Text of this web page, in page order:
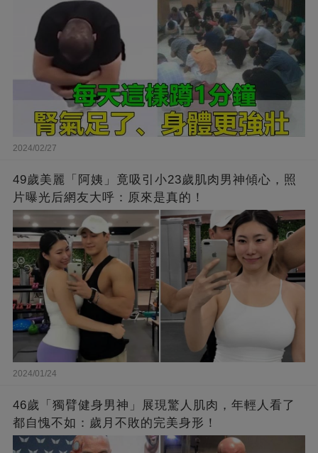
2024/02/27
49歲美麗「阿姨」竟吸引小23歲肌肉男神傾心，照
片曝光后網友大呼：原來是真的！
2024/01/24
46歲「獨臂健身男神」展現驚人肌肉，年輕人看了
都自愧不如：歲月不敗的完美身形！